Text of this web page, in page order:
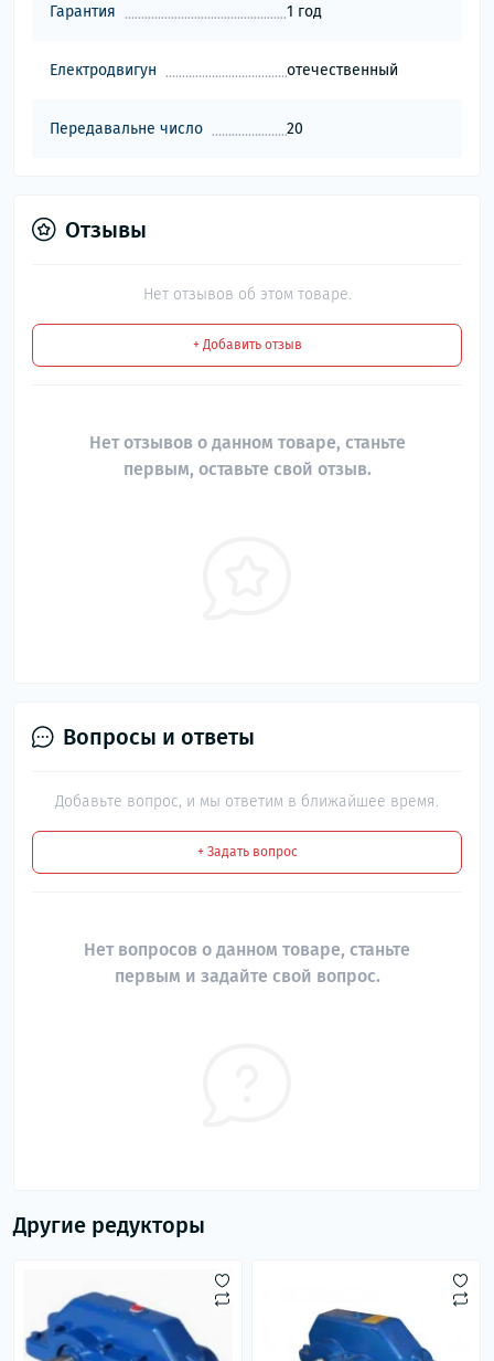
Гарантия 1 год
Електродвигун отечественный
Передавальне число 20
Отзывы
Нет отзывов об этом товаре.
+ Добавить отзыв
Нет отзывов о данном товаре, станьте
первым, оставьте свой отзыв.
Вопросы и ответы
Добавьте вопрос, и мы ответим в ближайшее время.
+ Задать вопрос
Нет вопросов о данном товаре, станьте
первым и задайте свой вопрос.
Другие редукторы